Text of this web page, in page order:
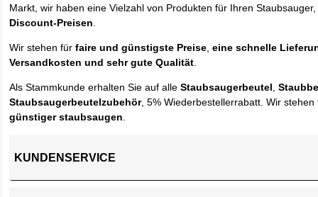
Markt, wir haben eine Vielzahl von Produkten für Ihren
Discount-Preisen.
Wir stehen fürfaire und günstigste Preise,eine schnelle
Versandkosten und sehr gute Qualität.
Als Stammkunde erhalten Sie auf alleStaubsaugerbeutel,
Staubsaugerbeutelzubehör, 5% Wiederbestellerrabatt. Wir
günstiger staubsaugen.
KUNDENSERVICE